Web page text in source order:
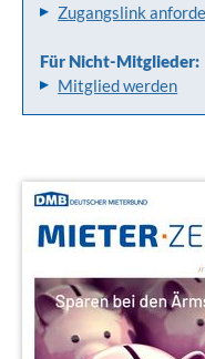
Zugangslink
Für Nicht-Mitglieder:
Mitglied werden